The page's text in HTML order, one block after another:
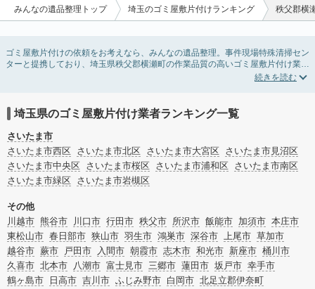
みんなの遺品整理トップ 埼玉のゴミ屋敷片付けランキング 秩父郡横
ゴミ屋敷片付けの依頼をお考えなら、みんなの遺品整理。事件現場特殊清掃セン
ターと提携しており、埼玉県秩父郡横瀬町の作業品質の高いゴミ屋敷片付け業者
を掲載しています。汚部屋の片付けに伴う不用品の処分・回収・引き取りから、
など絞り込み条件を利用し検索してみましょう。ゴミ屋敷になってしまう方は高
齢で体力的に掃除するのが難しい、認知症やセルフネグレクトになってしまう、
精神的なストレスなど様々な原因があります。
またお役立ち情報も豊富なので、部屋を埋めつくす大量のゴミを自力で片付ける
方法についてもチェックしてみてください。
埼玉県のゴミ屋敷片付け業者ランキング一覧
さいたま市
さいたま市西区
さいたま市北区 さいたま市大宮区
さいたま市見沼区
さいたま市中央区
さいたま市桜区 さいたま市浦和区
さいたま市南区
さいたま市緑区
さいたま市岩槻区
その他
川越市 熊谷市 川口市 行田市 秩父市 所沢市 飯能市 加須市 本庄市
東松山市 春日部市 狭山市 羽生市 鴻巣市 深谷市 上尾市 草加市
越谷市 蕨市 戸田市 入間市 朝霞市 志木市 和光市 新座市 桶川市
久喜市 北本市 八潮市 富士見市 三郷市 蓮田市 坂戸市 幸手市
鶴ヶ島市
日高市 吉川市 ふじみ野市 白岡市 北足立郡伊奈町